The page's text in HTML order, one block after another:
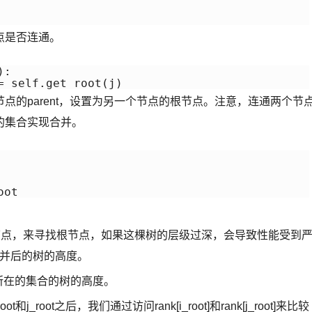
否连通。
self.get_root(j)
的parent，设置为另一个节点的根节点。注意，连通两个节
合实现合并。
，来寻找根节点，如果这棵树的层级过深，会导致性能受到严
后的树的高度。
的集合的树的高度。
和j_root之后，我们通过访问rank[i_root]和rank[j_root]来比较